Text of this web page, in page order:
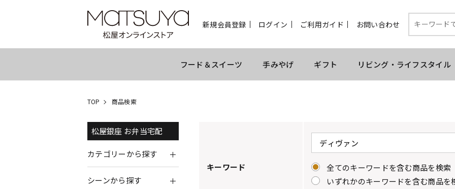
新規会員登録 ログイン ご利用ガイド お問い合わせ
フード＆スイーツ 手みやげ ギフト リビング・ライフスタイル
TOP 商品検索
松屋銀座 お弁当宅配
カテゴリーから探す
シーンから探す
キーワード
全てのキーワードを含む商品を検索
いずれかのキーワードを含む商品を